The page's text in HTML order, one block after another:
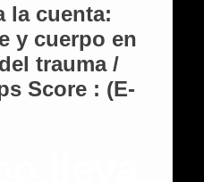
la cuenta:
y cuerpo en
trauma /
Score : (E-